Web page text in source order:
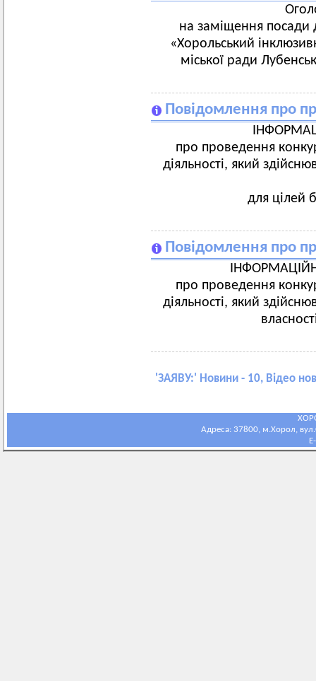
на заміщення посади
«Хорольський
міської ради
Повідомлення про
про проведення
діяльності, який
для цілей
Повідомлення про
про проведення
діяльності, який
'ЗАЯВУ:' Новини - 10, Відео
Адреса: 37800, м.Хорол,